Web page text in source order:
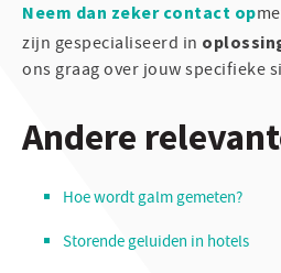
Neem dan zeker contact op
zijn gespecialiseerd in
ons graag over jouw specifieke
Andere
Hoe wordt galm gemeten?
Storende geluiden in hotels